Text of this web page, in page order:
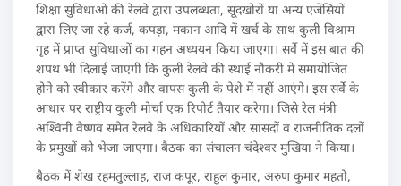
शिक्षा सुविधाओं की रेलवे द्वारा उपलब्धता, सूदखोरों या अन्य एजेंसियों
द्वारा लिए जा रहे कर्ज, कपड़ा, मकान आदि में खर्च के साथ कुली विश्राम
गृह में प्राप्त सुविधाओं का गहन अध्ययन किया जाएगा। सर्वे में इस बात की
शपथ भी दिलाई जाएगी कि कुली रेलवे की स्थाई नौकरी में समायोजित
होने को स्वीकार करेंगे और वापस कुली के पेशे में नहीं आएंगे। इस सर्वे के
आधार पर राष्ट्रीय कुली मोर्चा एक रिपोर्ट तैयार करेगा। जिसे रेल मंत्री
अश्विनी वैष्णव समेत रेलवे के अधिकारियों और सांसदों व राजनीतिक दलों
के प्रमुखों को भेजा जाएगा। बैठक का संचालन चंदेश्वर मुखिया ने किया।
बैठक में शेख रहमतुल्लाह, राज कपूर, राहुल कुमार, अरुण कुमार महतो,